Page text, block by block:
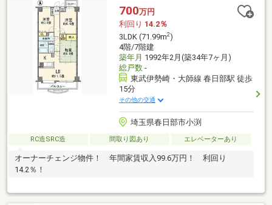
700万円
利回り 14.2％
3LDK (71.99m2)
4階/7階建
築年月 1992年2月(築34年7ヶ月)
総戸数-
東武伊勢崎・大師線 春日部駅 徒歩
15分
その他の交通
埼玉県春日部市小渕
RC造SRC造 間取り図あり エレベーターあり
オーナーチェンジ物件！ 年間家賃収入99.6万円！ 利回り
14.2％！